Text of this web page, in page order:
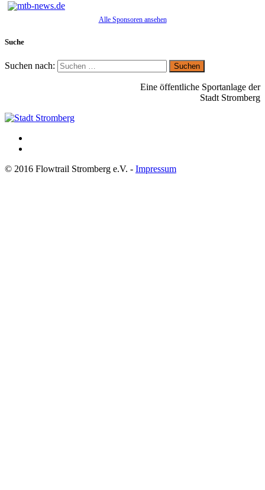
Alle Sponsoren ansehen
Suche
Suchen nach:
Eine öffentliche Sportanlage der
Stadt Stromberg
© 2016 Flowtrail Stromberg e.V. - Impressum